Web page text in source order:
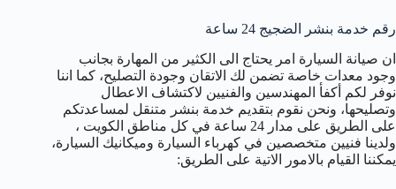
رقم خدمة بنشر الضجيج 24 ساعة
ان صيانة السيارة امر يحتاج الى الكثير من المهارة بجانب
وجود معدات خاصة تضمن لك الاتقان وجودة التصليح، كما اننا
نوفر لكم أكفأ المهندسين والفنيين لاكتشاف الاعطال
وتصليحها، ونحن نقوم بتقديم خدمة بنشر متنقل لمساعدتكم
على الطريق على مدار 24 ساعة في كل مناطق الكويت ،
ولدينا فنيين متخصصين في كهرباء السيارة وميكانيك السيارة،
يمكننا القيام بالامور الاتية على الطريق: